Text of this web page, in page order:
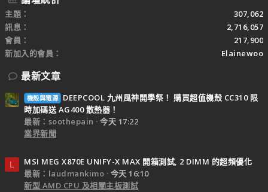
主題
307,062
訊息
2,716,057
會員
217,900
新加入的會員
Elainewoo
最新文章
機殼與電源
DEEPCOOL 九州風神開學祭！ 購買超值機殼 CC310 限
時加碼送 AG400 散熱器！
最新：soothepain
今天 17:22
業界新聞
L
MSI MEG X870E UNIFY-X MAX 開箱測試, 2 DIMM 的超頻優化
最新：laudmankimo
今天 16:10
新型 AMD CPU 及相關主板測試